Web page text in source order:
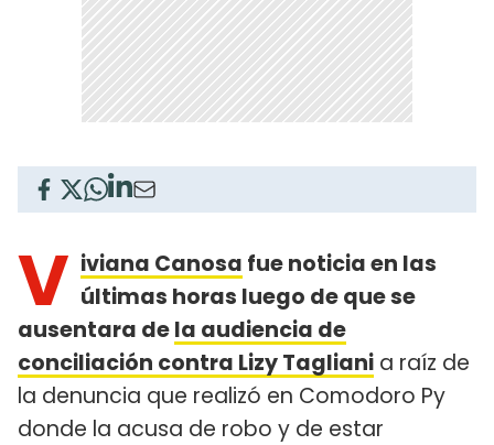
V iviana Canosa fue noticia en las
últimas horas luego de que se
ausentara dela audiencia de
conciliación contra Lizy Tagliani a raíz de
la denuncia que realizó en Comodoro Py
donde la acusa de robo y de estar